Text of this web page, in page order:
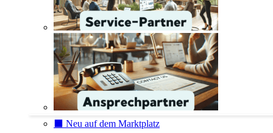
⬛️ Neu auf dem Marktplatz